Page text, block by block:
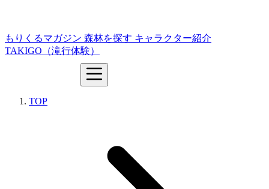
もりくるマガジン 森林を探す キャラクター紹介
TAKIGO（滝行体験）
TOP